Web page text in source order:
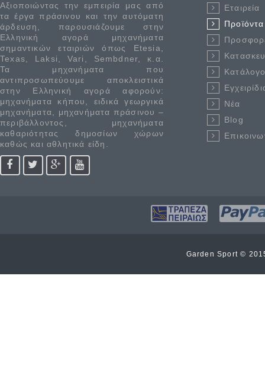
Αξιοποιώντας την εμπειρία μας από
τα έργα πράσινου και την αυτόματη
άρδευση, παρουσιάζουμε στην
Ελληνική αγορά μηχανήματα
σημαντικών εταιριών όπως Etesia,
Texas, Laksi, Vari, Sembdner, κ.α.
Τα μηχανήματα που
αντιπροσωπεύουμε αποκλειστικά
στην Ελληνική αγορά αφορούν:
μηχανήματα κήπου, ειδικά γεωργικά
μηχανήματα, μηχανήματα πράσινου –
περιβάλλοντος, μηχανήματα
καθαριότητας δημοσίων χώρων
καθώς και αθλητικά είδη.
Εταιρεία
Προϊόντα
Νέα
Blog
Garden Sport ©